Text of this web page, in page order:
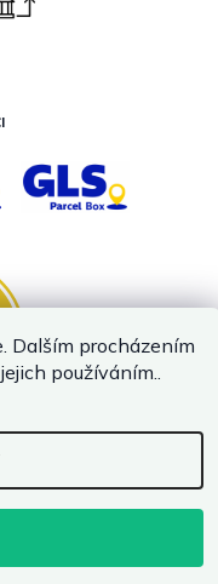
Dalším procházením
používáním..
Kontaktujte